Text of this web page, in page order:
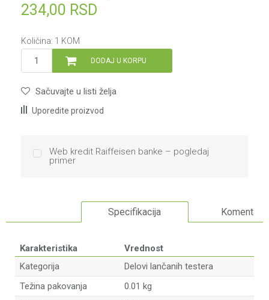
234,00 RSD
Količina: 1 KOM
DODAJ U KORPU
Sačuvajte u listi želja
Uporedite proizvod
Web kredit Raiffeisen banke – pogledaj
primer
Specifikacija Komentari
Karakteristika
Vrednost
Kategorija
Delovi lančanih testera
Težina pakovanja
0.01 kg